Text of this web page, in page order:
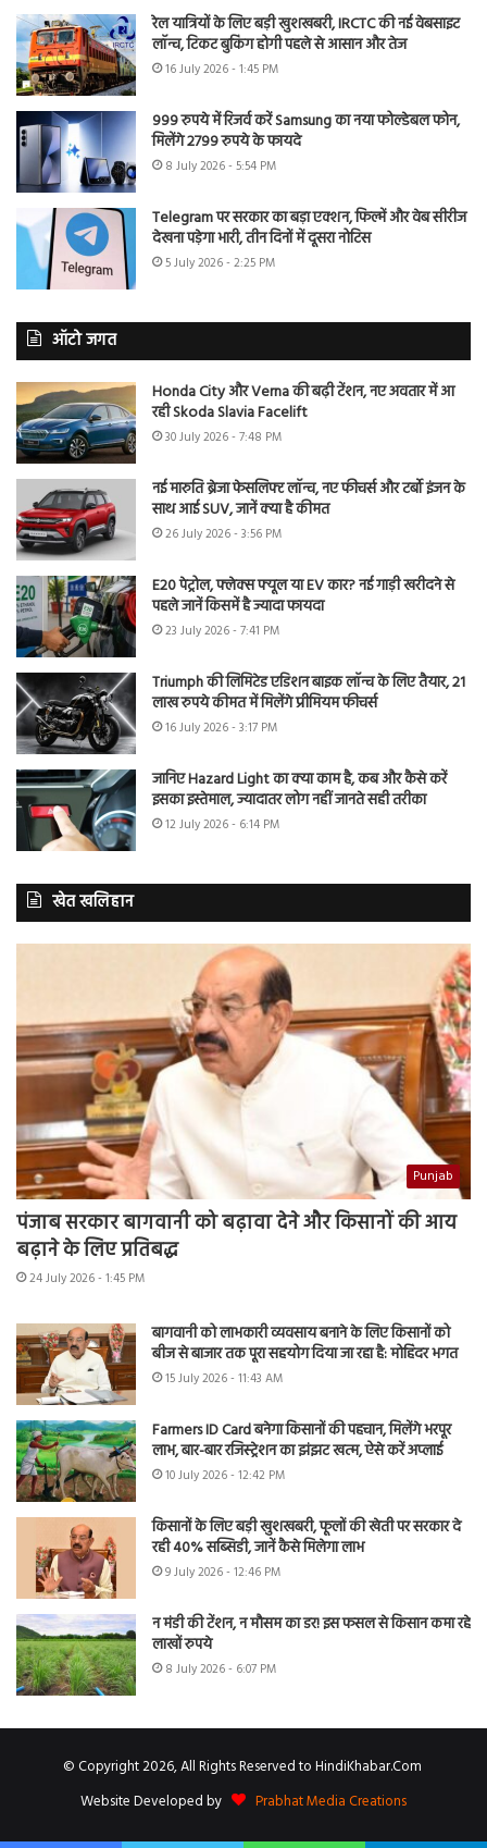
रेल यात्रियों के लिए बड़ी खुशखबरी, IRCTC की नई वेबसाइट
लॉन्च, टिकट बुकिंग होगी पहले से आसान और तेज
16 July 2026 - 1:45 PM
999 रुपये में रिजर्व करें Samsung का नया फोल्डेबल फोन,
मिलेंगे 2799 रुपये के फायदे
8 July 2026 - 5:54 PM
Telegram पर सरकार का बड़ा एक्शन, फिल्में और वेब सीरीज
देखना पड़ेगा भारी, तीन दिनों में दूसरा नोटिस
5 July 2026 - 2:25 PM
ऑटो जगत
Honda City और Verna की बढ़ी टेंशन, नए अवतार में आ
रही Skoda Slavia Facelift
30 July 2026 - 7:48 PM
नई मारुति ब्रेजा फेसलिफ्ट लॉन्च, नए फीचर्स और टर्बो इंजन के
साथ आई SUV, जानें क्या है कीमत
26 July 2026 - 3:56 PM
E20 पेट्रोल, फ्लेक्स फ्यूल या EV कार? नई गाड़ी खरीदने से
पहले जानें किसमें है ज्यादा फायदा
23 July 2026 - 7:41 PM
Triumph की लिमिटेड एडिशन बाइक लॉन्च के लिए तैयार, 21
लाख रुपये कीमत में मिलेंगे प्रीमियम फीचर्स
16 July 2026 - 3:17 PM
जानिए Hazard Light का क्या काम है, कब और कैसे करें
इसका इस्तेमाल, ज्यादातर लोग नहीं जानते सही तरीका
12 July 2026 - 6:14 PM
खेत खलिहान
Punjab
पंजाब सरकार बागवानी को बढ़ावा देने और किसानों की आय
बढ़ाने के लिए प्रतिबद्ध
24 July 2026 - 1:45 PM
बागवानी को लाभकारी व्यवसाय बनाने के लिए किसानों को
बीज से बाजार तक पूरा सहयोग दिया जा रहा है: मोहिंदर भगत
15 July 2026 - 11:43 AM
Farmers ID Card बनेगा किसानों की पहचान, मिलेंगे भरपूर
लाभ, बार-बार रजिस्ट्रेशन का झंझट खत्म, ऐसे करें अप्लाई
10 July 2026 - 12:42 PM
किसानों के लिए बड़ी खुशखबरी, फूलों की खेती पर सरकार दे
रही 40% सब्सिडी, जानें कैसे मिलेगा लाभ
9 July 2026 - 12:46 PM
न मंडी की टेंशन, न मौसम का डर! इस फसल से किसान कमा रहे
लाखों रुपये
8 July 2026 - 6:07 PM
© Copyright 2026, All Rights Reserved to HindiKhabar.Com
Website Developed by
Prabhat Media Creations